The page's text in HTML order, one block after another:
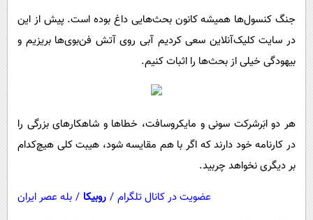
سیاست
خواندنی ها و دیدنی ها
آشپزی
آموزش زبان
جنگ کنسول‌ها همیشه کانون بحث‌هایی داغ بوده است. پیش از این
در سایت کلیک‌آنلاین سعی کردیم آبی روی آتش فن‌بوی‌ها بریزیم و
بیهودگی خیلی از بحث‌ها را اثبات کنیم.
هر دو ابَرشرکت سونی و مایکروسافت، خطاها و شاهکارهای بزرگی را
در کارنامه خود دارند که اگر با هم مقایسه شود، هیبت کلی هیچ‌کدام
بر دیگری نخواهد چربید.
عضویت در کانال تلگرام / روبیکا / بله عصر ایران